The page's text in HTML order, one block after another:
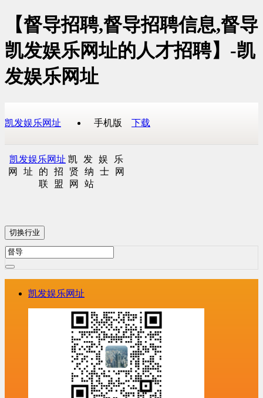
【督导招聘,督导招聘信息,督导
凯发娱乐网址的人才招聘】-凯
发娱乐网址
凯发娱乐网址 手机版 下载
凯发娱乐网址 凯发娱乐
网址的招贤纳士网
联盟网站
切换行业
凯发娱乐网址